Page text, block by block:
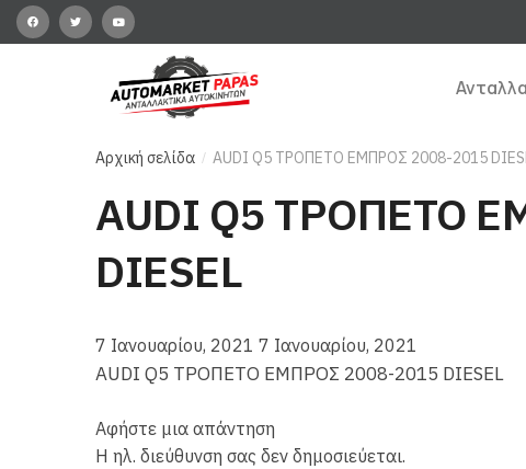
Αρχική σελίδα / AUDI Q5 ΤΡΟΠΕΤΟ ΕΜΠΡΟΣ 2008-2015
AUDI Q5 ΤΡΟΠΕΤΟ
DIESEL
7 Ιανουαρίου, 2021 7 Ιανουαρίου, 2021
AUDI Q5 ΤΡΟΠΕΤΟ ΕΜΠΡΟΣ 2008-2015 DIESEL
Αφήστε μια απάντηση
Η ηλ. διεύθυνση σας δεν δημοσιεύεται.